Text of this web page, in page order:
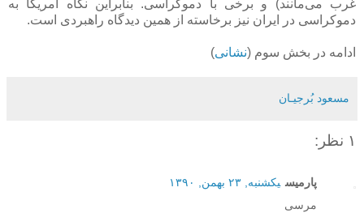
غرب می‌مانند) و برخی با دموکراسی. بنابراین نگاه آمریکا به
دموکراسی در ایران نیز برخاسته از همین دیدگاه راهبردی است.
ادامه در بخش سوم (نشانی)
مسعود بُرجيـان
۱ نظر:
پارمیس یکشنبه, ۲۳ بهمن, ۱۳۹۰
مرسی